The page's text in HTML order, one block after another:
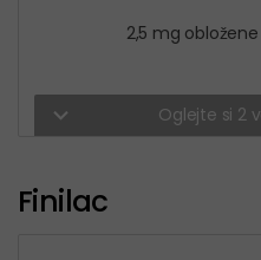
2,5 mg
expand_more Oglejte si 2
Finilac